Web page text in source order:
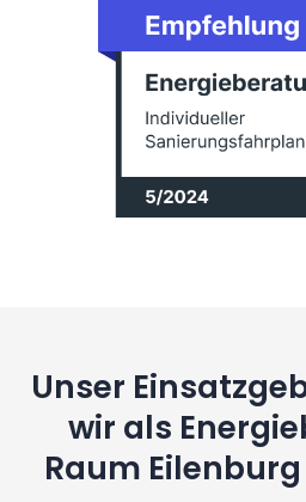
Unser
wir als
Raum